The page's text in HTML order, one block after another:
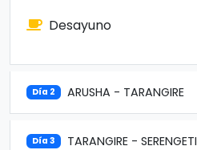
Desayuno
Día 2 ARUSHA - TARANGIRE
Día 3 TARANGIRE - SERENGETI